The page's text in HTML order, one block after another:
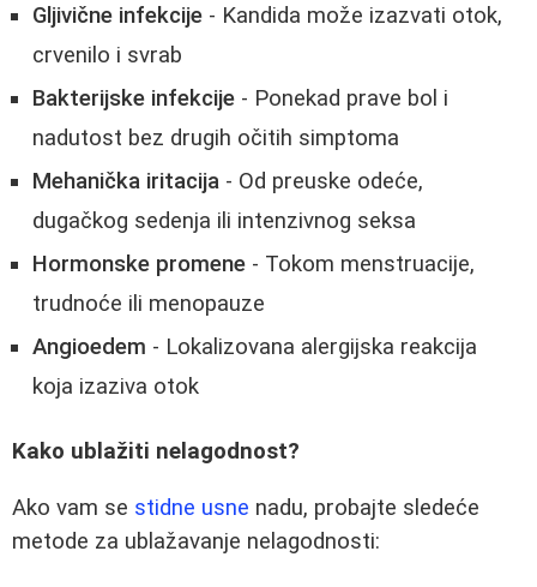
Gljivične infekcije - Kandida može izazvati otok,
crvenilo i svrab
Bakterijske infekcije - Ponekad prave bol i
nadutost bez drugih očitih simptoma
Mehanička iritacija - Od preuske odeće,
dugačkog sedenja ili intenzivnog seksa
Hormonske promene - Tokom menstruacije,
trudnoće ili menopauze
Angioedem - Lokalizovana alergijska reakcija
koja izaziva otok
Kako ublažiti nelagodnost?
Ako vam se stidne usne nadu, probajte sledeće
metode za ublažavanje nelagodnosti: